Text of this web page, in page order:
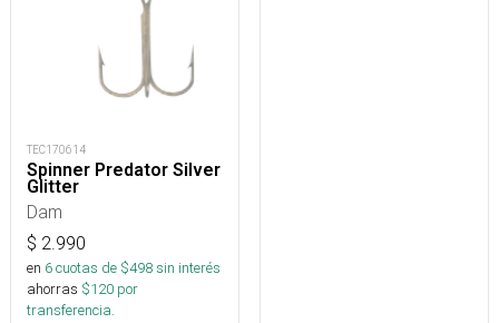
TEC170614
Spinner Predator Silver
Glitter
Dam
$ 2.990
en 6cuotas de $498sin interés
ahorras $120 por
transferencia.